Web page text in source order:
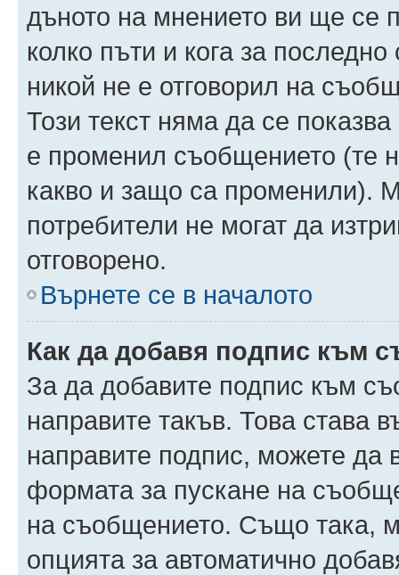
дъното на мнението ви ще се
колко пъти и кога за
никой не е отговорил на
Този текст няма да се
е променил съобщението (те
какво и защо са променили).
потребители не могат да
отговорено.
Върнете се в началото
Как да добавя подпис към
За да добавите подпис към
направите такъв. Това
направите подпис, можете да
формата за пускане на
на съобщението. Също така,
опцията за автоматично